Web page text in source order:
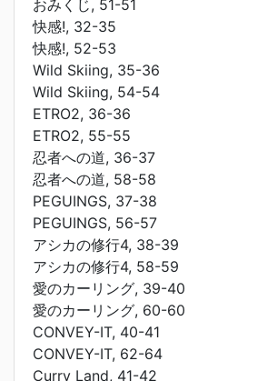
おみくじ, 51-51
快感!, 32-35
快感!, 52-53
Wild Skiing, 35-36
Wild Skiing, 54-54
ETRO2, 36-36
ETRO2, 55-55
忍者への道, 36-37
忍者への道, 58-58
PEGUINGS, 37-38
PEGUINGS, 56-57
アシカの修行4, 38-39
アシカの修行4, 58-59
愛のカーリング, 39-40
愛のカーリング, 60-60
CONVEY-IT, 40-41
CONVEY-IT, 62-64
Curry Land, 41-42